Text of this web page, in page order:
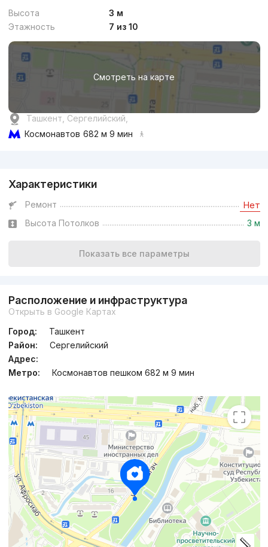
Высота
3 м
Этажность
7 из 10
Смотреть на карте
Ташкент, Сергелийский,
Космонавтов 682 м 9 мин
Характеристики
Ремонт Нет
Высота Потолков 3 м
Показать все параметры
Расположение и инфраструктура
Открыть в Google Картах
Город:
Ташкент
Район:
Сергелийский
Адрес:
Метро:
Космонавтов пешком 682 м 9 мин